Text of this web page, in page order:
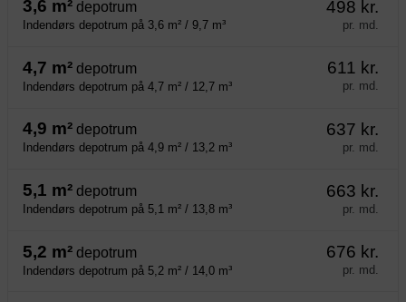
3,6 m² depotrum
Indendørs depotrum på 3,6 m² / 9,7 m³
498 kr.
pr. md.
4,7 m² depotrum
Indendørs depotrum på 4,7 m² / 12,7 m³
611 kr.
pr. md.
4,9 m² depotrum
Indendørs depotrum på 4,9 m² / 13,2 m³
637 kr.
pr. md.
5,1 m² depotrum
Indendørs depotrum på 5,1 m² / 13,8 m³
663 kr.
pr. md.
5,2 m² depotrum
Indendørs depotrum på 5,2 m² / 14,0 m³
676 kr.
pr. md.